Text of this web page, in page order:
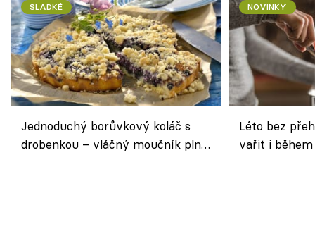
SLADKÉ
Jednoduchý borůvkový koláč s
drobenkou – vláčný moučník plný
NOVINKY
Léto bez
vařit i